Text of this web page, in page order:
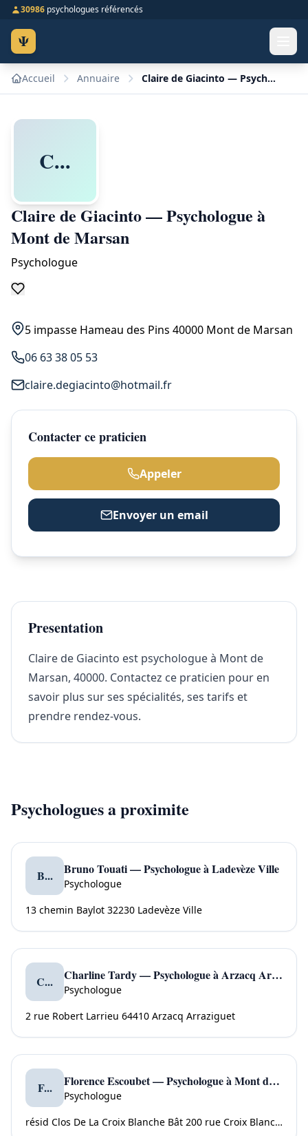
30986 psychologues référencés
Ψ
Accueil Annuaire Claire de Giacinto — Psychologue à Mont de Marsan
C...
Claire de Giacinto — Psychologue à
Mont de Marsan
Psychologue
5 impasse Hameau des Pins 40000 Mont de Marsan
06 63 38 05 53
claire.degiacinto@hotmail.fr
Contacter ce praticien
Appeler
Envoyer un email
Presentation
Claire de Giacinto est psychologue à Mont de
Marsan, 40000. Contactez ce praticien pour en
savoir plus sur ses spécialités, ses tarifs et
prendre rendez-vous.
Psychologues a proximite
B... Bruno Touati — Psychologue à Ladevèze Ville
Psychologue
13 chemin Baylot 32230 Ladevèze Ville
C... Charline Tardy — Psychologue à Arzacq Arraziguet
Psychologue
2 rue Robert Larrieu 64410 Arzacq Arraziguet
F... Florence Escoubet — Psychologue à Mont de Marsan
Psychologue
résid Clos De La Croix Blanche Bât 200 rue Croix Blanche 40000 Mont de Marsan